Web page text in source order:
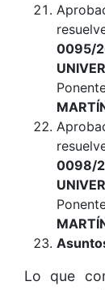
0095/
0098/
Lo que